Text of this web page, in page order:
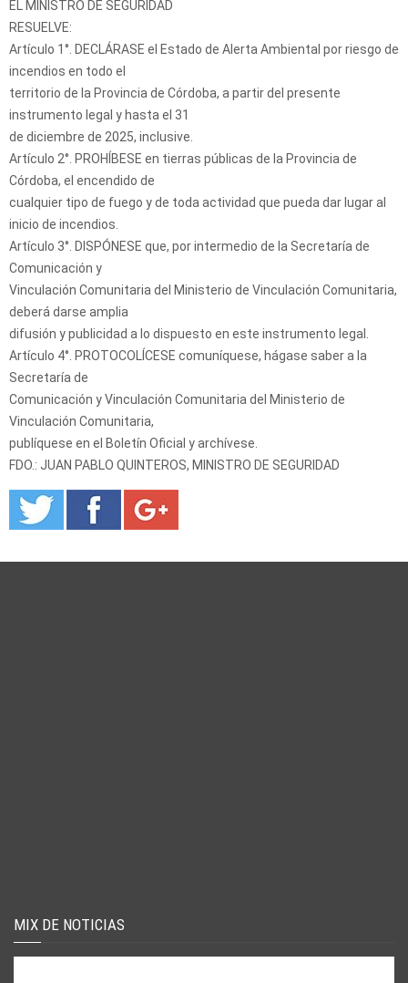
EL MINISTRO DE SEGURIDAD
RESUELVE:
Artículo 1°. DECLÁRASE el Estado de Alerta Ambiental por riesgo de
incendios en todo el
territorio de la Provincia de Córdoba, a partir del presente
instrumento legal y hasta el 31
de diciembre de 2025, inclusive.
Artículo 2°. PROHÍBESE en tierras públicas de la Provincia de
Córdoba, el encendido de
cualquier tipo de fuego y de toda actividad que pueda dar lugar al
inicio de incendios.
Artículo 3°. DISPÓNESE que, por intermedio de la Secretaría de
Comunicación y
Vinculación Comunitaria del Ministerio de Vinculación Comunitaria,
deberá darse amplia
difusión y publicidad a lo dispuesto en este instrumento legal.
Artículo 4°. PROTOCOLÍCESE comuníquese, hágase saber a la
Secretaría de
Comunicación y Vinculación Comunitaria del Ministerio de
Vinculación Comunitaria,
publíquese en el Boletín Oficial y archívese.
FDO.: JUAN PABLO QUINTEROS, MINISTRO DE SEGURIDAD
MIX DE NOTICIAS